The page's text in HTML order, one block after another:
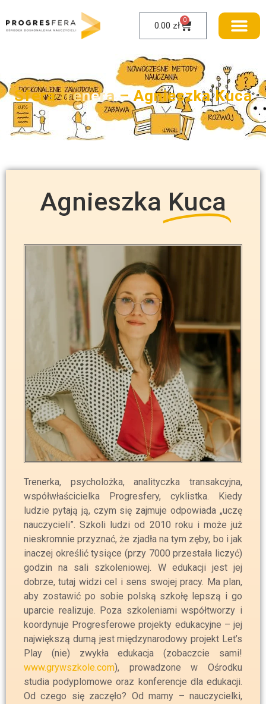
0.00 zł 0
Sfera trenera – Agnieszka Kuca
Agnieszka Kuca
Trenerka, psycholożka, analityczka transakcyjna,
współwłaścicielka Progresfery, cyklistka. Kiedy
ludzie pytają ją, czym się zajmuje odpowiada „uczę
nauczycieli”. Szkoli ludzi od 2010 roku i może już
nieskromnie przyznać, że zjadła na tym zęby, bo i jak
inaczej określić tysiące (przy 7000 przestała liczyć)
godzin na sali szkoleniowej. W edukacji jest jej
dobrze, tutaj widzi cel i sens swojej pracy. Ma plan,
aby zostawić po sobie polską szkołę lepszą i go
uparcie realizuje. Poza szkoleniami współtworzy i
koordynuje Progresferowe projekty edukacyjne – jej
największą dumą jest międzynarodowy projekt Let’s
Play (nie) zwykła edukacja (zobaczcie sami!
www.grywszkole.com), prowadzone w Ośrodku
studia podyplomowe oraz konferencje dla edukacji.
Od czego się zaczęło? Od mamy – nauczycielki,